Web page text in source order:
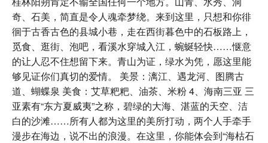
奇、石美，简直是令人魂牵梦绕。来到这里，只想和你徘
徊于古香古色的县城小巷，走在西街暮色中的石板路上，
觅食、逛街、泡吧，看溪水穿城入江，蜿蜒轻快……惬意
的让人忍不住想留下来。青山为证，绿水为凭，愿这里能
够见证你们真切的爱情。 美景：漓江、遇龙河、图腾古
道、蝴蝶泉 美食：艾草粑粑、油茶、米粉 4、海南三亚 三
亚素有“东方夏威夷”之称，碧绿的大海、湛蓝的天空、洁
白的沙滩……所有人都为这里的美所打动，两个人手牵手
漫步在海边，说不出的浪漫。在这里，你能体会到“海枯石